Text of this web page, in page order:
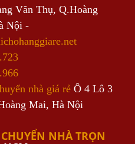
Văn Thụ, Q.Hoàng
Nội -
nhà giá rẻ Ô 4 Lô 3
Mai, Hà Nội
NHÀ TRỌN